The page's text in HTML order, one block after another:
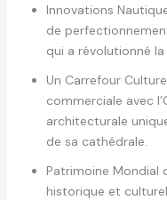
Innovations
de
qui a révolutionné
Un Carrefour
commerciale avec
architecturale
de sa cathédrale.
Patrimoine Mondial
historique et